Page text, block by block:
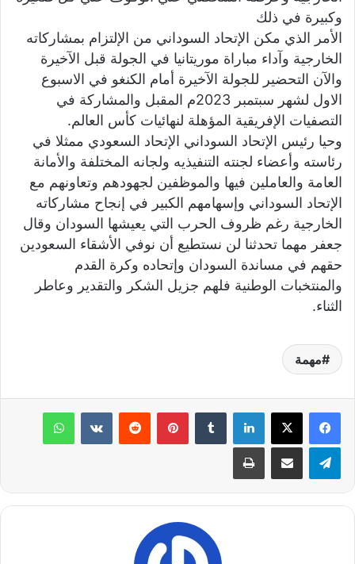
وكبيرة في ذلك
الأمر الذي مكن الإتحاد السوداني من الإلتزام بمشاركاته
الخارجية وآداء مباراة موريتانيا في الجولة قبل الآخيرة
والآن التحضير للجولة الآخيرة أمام الكنغو في الاسبوع
الاول لشهر سبتمبر 2023م المقبل والمشاركة في
التصفيات الإفريقية المؤهلة لنهائيات كأس العالم.
وحيا رئيس الإتحاد السوداني الإتحاد السعودي ممثلا في
رئاسته وأعضاء لجنته التنفيذيه ولجانه المختلفة والأمانة
العامة والعاملين فيها والموظفين لجهودهم وتعاونهم مع
الإتحاد السوداني وإسهامهم الكبير في إنجاح مشاركاته
الخارجية رغم ظروف الحرب التي يعيشها السودان وقال
جعفر مهما تحدثنا لن نستطيع أن نوفي الأشقاء السعودين
حقهم في مساندة السودان وإتحاده وكرة القدم
والمنتخبات الوطنية فلهم جزيل الشكر والتقدير وعاطر
الثناء.
مهمة
لينكدإن بينتيريست